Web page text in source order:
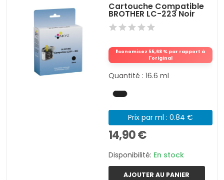
Cartouche Compatible
BROTHER LC-223 Noir
Économisez 55,68 % par rapport à
l'original
Quantité : 16.6 ml
Prix par ml : 0.84 €
14,90 €
Disponibilité: En stock
AJOUTER AU PANIER